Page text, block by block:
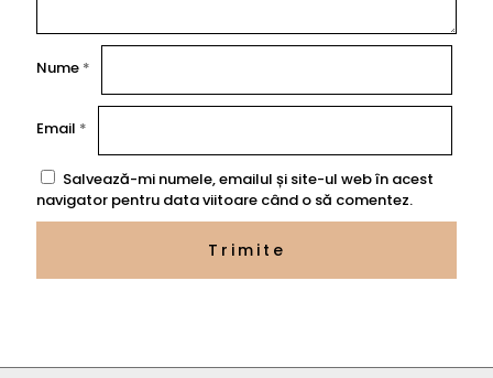
Nume *
Email *
Salvează-mi numele, emailul și site-ul web în acest
navigator pentru data viitoare când o să comentez.